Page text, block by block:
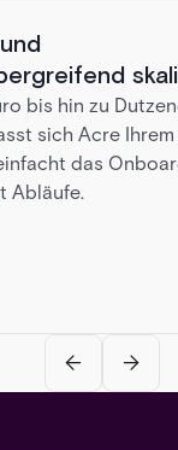
bis hin zu
sich Acre
das
Abläufe.